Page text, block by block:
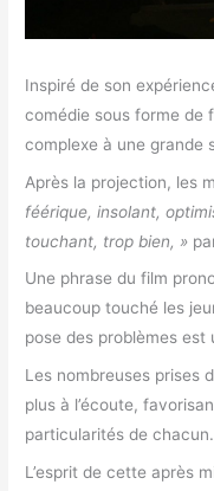
Inspiré de son
comédie sous forme de
complexe à une grande
Après la projection, les
féérique, insolant,
touchant, trop bien, »
Une phrase du film
beaucoup touché les
pose des problèmes est
Les nombreuses prises
plus à l’écoute,
particularités de chacun.
L’esprit de cette après